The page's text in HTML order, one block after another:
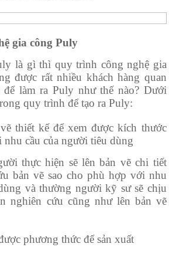
gia công Puly
là gì thì quy trình công nghệ gia
được rất nhiều khách hàng quan
làm ra Puly như thế nào? Dưới
quy trình để tạo ra Puly:
thiết kế để xem được kích thước
cầu của người tiêu dùng
thực hiện sẽ lên bản vẽ chi tiết
bản vẽ sao cho phù hợp với nhu
và thường người kỹ sư sẽ chịu
nghiên cứu cũng như lên bản vẽ
phương thức để sản xuất